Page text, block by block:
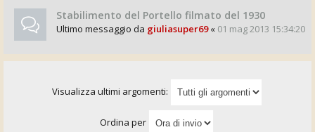
Stabilimento del Portello filmato del 1930
Ultimo messaggio da giuliasuper69« 01 mag 2013 15:34:20
Visualizza ultimi argomenti:
Ordina per